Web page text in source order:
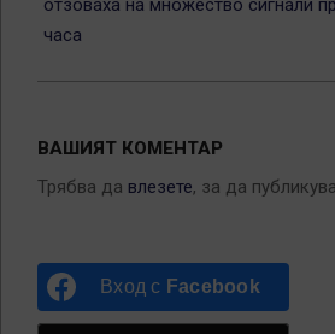
отзоваха на множество сигнали
часа
ВАШИЯТ КОМЕНТАР
Трябва да влезете, за да
Вход с Facebook